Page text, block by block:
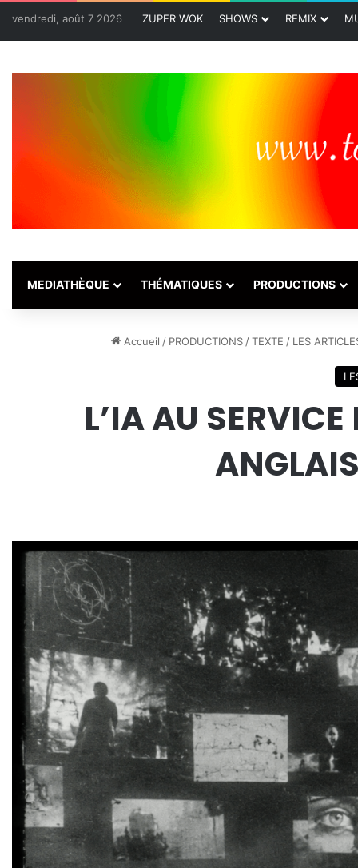
vendredi, août 7 2026 ZUPER WOK SHOWS REMIX
MEDIATHÈQUE THÉMATIQUES PRODUCTIONS
Accueil / PRODUCTIONS / TEXTE / LES
L’IA AU